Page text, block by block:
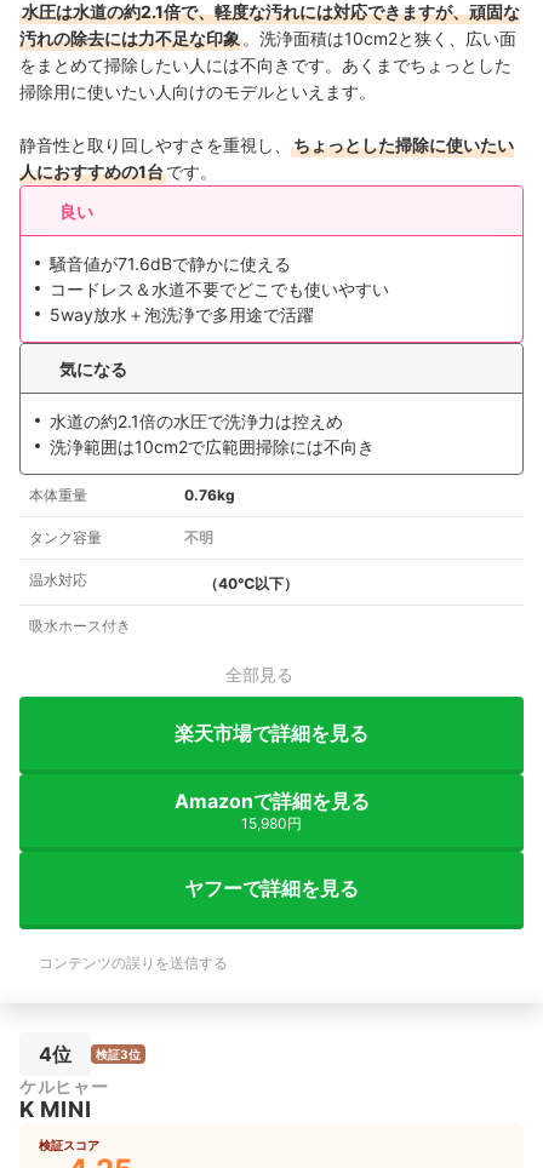
水圧は水道の約2.1倍で、軽度な汚れには対応できますが、頑固な
汚れの除去には力不足な印象 。洗浄面積は10cm2と狭く、広い面
をまとめて掃除したい人には不向きです。あくまでちょっとした
掃除用に使いたい人向けのモデルといえます。
静音性と取り回しやすさを重視し、
ちょっとした掃除に使いたい
人におすすめの1台です。
良い
騒音値が71.6dBで静かに使える
コードレス＆水道不要でどこでも使いやすい
5way放水＋泡洗浄で多用途で活躍
気になる
水道の約2.1倍の水圧で洗浄力は控えめ
洗浄範囲は10cm2で広範囲掃除には不向き
本体重量 0.76kg
タンク容量 不明
温水対応 （40℃以下）
吸水ホース付き
全部見る
楽天市場で詳細を見る
Amazonで詳細を見る
15,980円
ヤフーで詳細を見る
コンテンツの誤りを送信する
4位 検証3位
ケルヒャー
K MINI
検証スコア